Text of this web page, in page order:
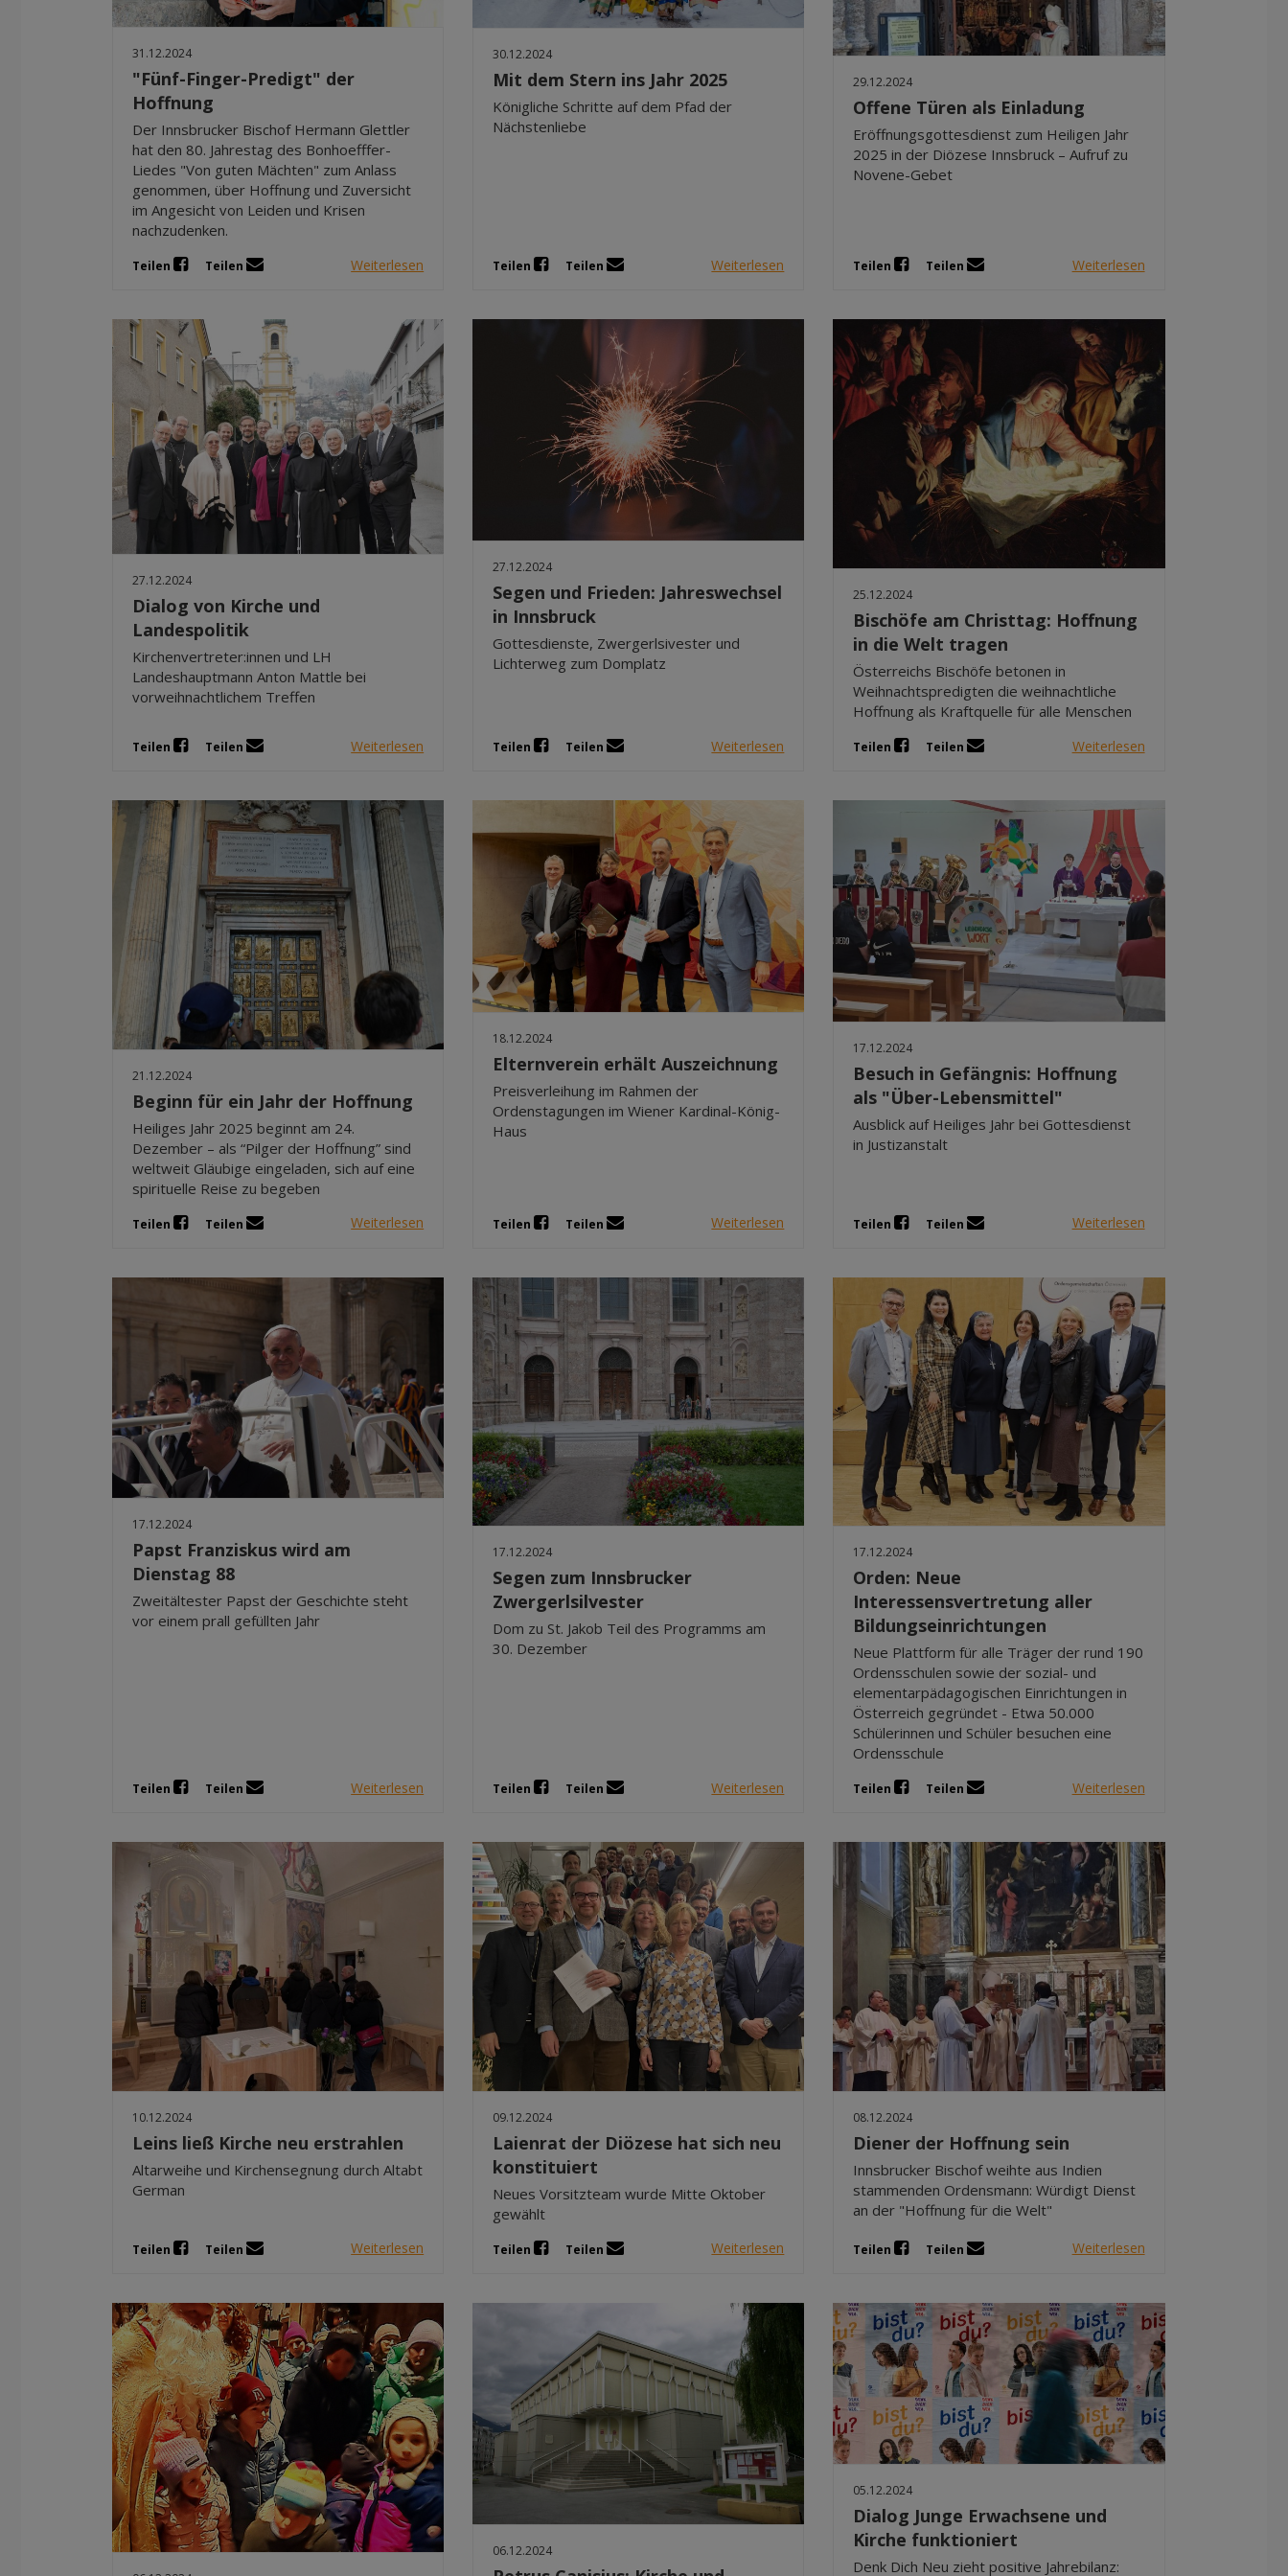
Dez 2025
Nov 2025
31.12.2024
"Fünf-Finger-Predigt" der
Hoffnung
Der Innsbrucker Bischof Hermann Glettler
hat den 80. Jahrestag des Bonhoefffer-
Liedes "Von guten Mächten" zum Anlass
genommen, über Hoffnung und Zuversicht
im Angesicht von Leiden und Krisen
nachzudenken.
Teilen Teilen Weiterlesen
30.12.2024
Mit dem Stern ins Jahr 2025
Königliche Schritte auf dem Pfad der
Nächstenliebe
Teilen Teilen Weiterlesen
29.12.2024
Offene Türen als Einladung
Eröffnungsgottesdienst zum Heiligen Jahr
2025 in der Diözese Innsbruck – Aufruf zu
Novene-Gebet
Teilen Teilen Weiterlesen
27.12.2024
Dialog von Kirche und
Landespolitik
Kirchenvertreter:innen und LH
Landeshauptmann Anton Mattle bei
vorweihnachtlichem Treffen
Teilen Teilen Weiterlesen
27.12.2024
Segen und Frieden: Jahreswechsel
in Innsbruck
Gottesdienste, Zwergerlsivester und
Lichterweg zum Domplatz
Teilen Teilen Weiterlesen
25.12.2024
Bischöfe am Christtag: Hoffnung
in die Welt tragen
Österreichs Bischöfe betonen in
Weihnachtspredigten die weihnachtliche
Hoffnung als Kraftquelle für alle Menschen
Teilen Teilen Weiterlesen
21.12.2024
Beginn für ein Jahr der Hoffnung
Heiliges Jahr 2025 beginnt am 24.
Dezember – als “Pilger der Hoffnung” sind
weltweit Gläubige eingeladen, sich auf eine
spirituelle Reise zu begeben
Teilen Teilen Weiterlesen
18.12.2024
Elternverein erhält Auszeichnung
Preisverleihung im Rahmen der
Ordenstagungen im Wiener Kardinal-König-
Haus
Teilen Teilen Weiterlesen
17.12.2024
Besuch in Gefängnis: Hoffnung
als "Über-Lebensmittel"
Ausblick auf Heiliges Jahr bei Gottesdienst
in Justizanstalt
Teilen Teilen Weiterlesen
17.12.2024
Papst Franziskus wird am
Dienstag 88
Zweitältester Papst der Geschichte steht
vor einem prall gefüllten Jahr
Teilen Teilen Weiterlesen
17.12.2024
Segen zum Innsbrucker
Zwergerlsilvester
Dom zu St. Jakob Teil des Programms am
30. Dezember
Teilen Teilen Weiterlesen
17.12.2024
Orden: Neue
Interessensvertretung aller
Bildungseinrichtungen
Neue Plattform für alle Träger der rund 190
Ordensschulen sowie der sozial- und
elementarpädagogischen Einrichtungen in
Österreich gegründet - Etwa 50.000
Schülerinnen und Schüler besuchen eine
Ordensschule
Teilen Teilen Weiterlesen
10.12.2024
Leins ließ Kirche neu erstrahlen
Altarweihe und Kirchensegnung durch Altabt
German
Teilen Teilen Weiterlesen
09.12.2024
Laienrat der Diözese hat sich neu
konstituiert
Neues Vorsitzteam wurde Mitte Oktober
gewählt
Teilen Teilen Weiterlesen
08.12.2024
Diener der Hoffnung sein
Innsbrucker Bischof weihte aus Indien
stammenden Ordensmann: Würdigt Dienst
an der "Hoffnung für die Welt"
Teilen Teilen Weiterlesen
06.12.2024
05.12.2024
Dialog Junge Erwachsene und
Kirche funktioniert
Denk Dich Neu zieht positive Jahrebilanz: